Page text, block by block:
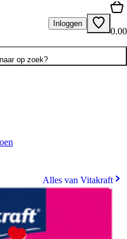
Inloggen
0.00
op zoek?
Alles van Vitakraft